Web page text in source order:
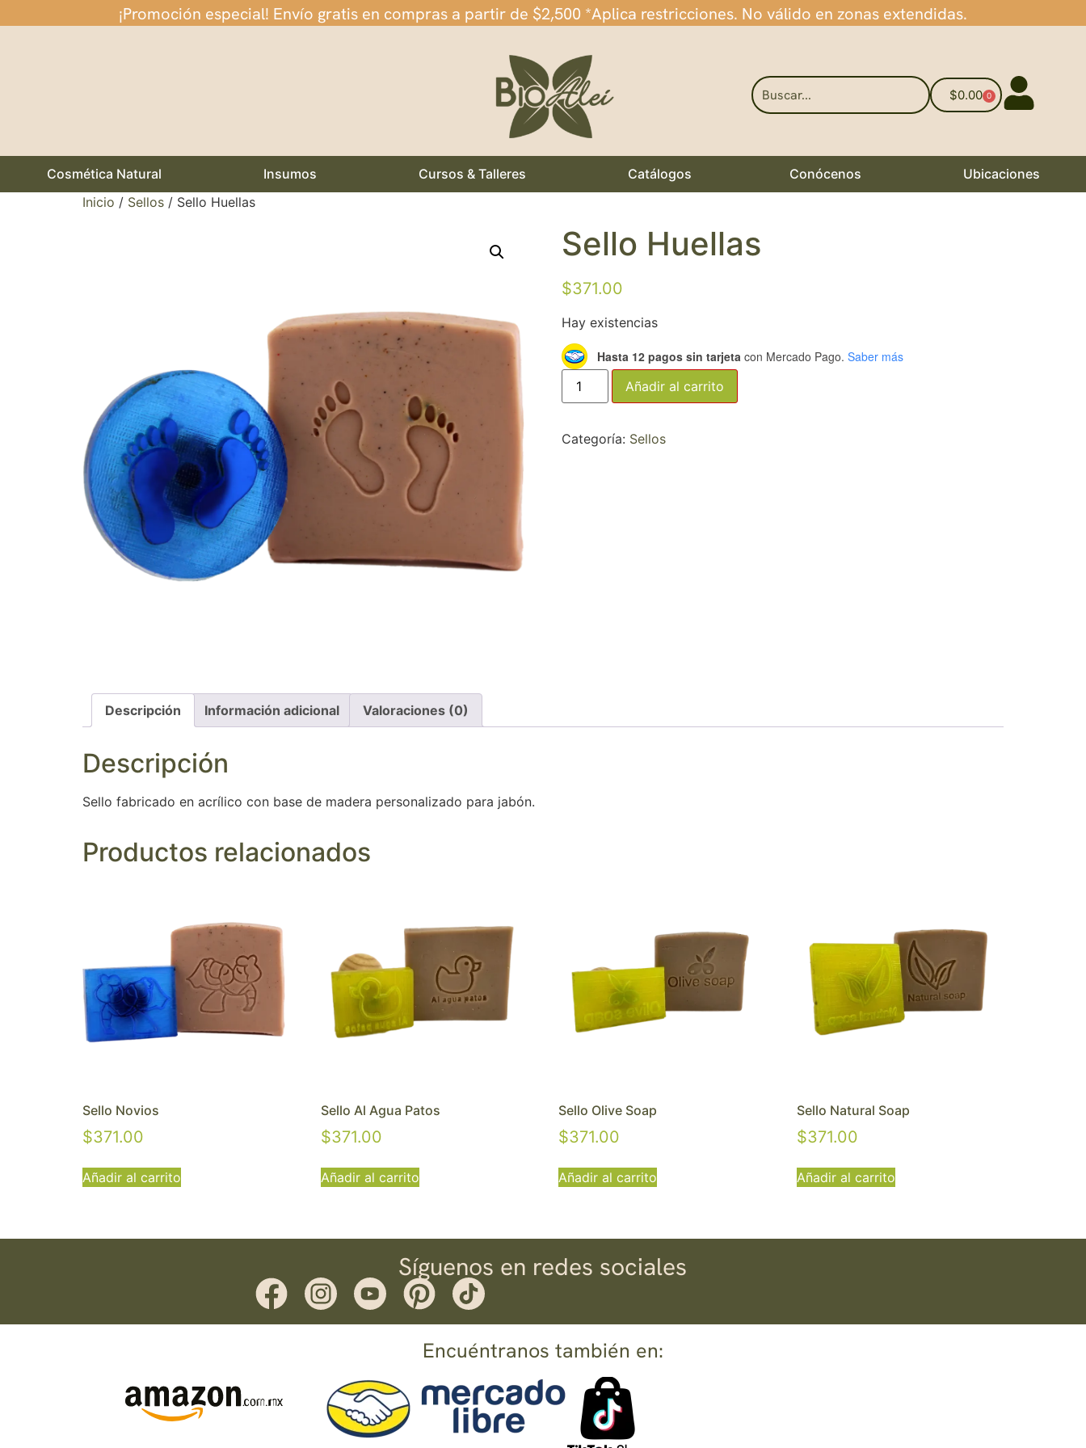
¡Promoción especial! Envío gratis en compras a partir de $2,500 *Aplica restricciones. No válido en zonas extendidas.
$0.00 0
Cosmética Natural Insumos Cursos & Talleres Catálogos Conócenos
Ubicaciones
Inicio / Sellos / Sello Huellas
Sello Huellas
$371.00
Hay existencias
Hasta 12 pagos sin tarjeta con Mercado Pago. Saber más
Añadir al carrito
Categoría: Sellos
Descripción Información adicional Valoraciones (0)
Descripción
Sello fabricado en acrílico con base de madera personalizado para jabón.
Productos relacionados
Sello Novios
$371.00
Añadir al carrito
Sello Al Agua Patos
$371.00
Añadir al carrito
Sello Olive Soap
$371.00
Añadir al carrito
Sello Natural Soap
$371.00
Añadir al carrito
Síguenos en redes sociales
Encuéntranos también en: